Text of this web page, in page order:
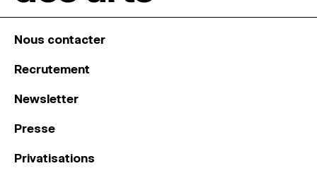
Nous contacter
Recrutement
Newsletter
Presse
Privatisations